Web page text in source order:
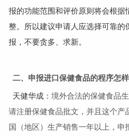
报的功能范围和评价原则将会根据
整。所以建议申请人应选择可靠的
报，不要贪多、求新。
二、申报进口保健食品的程序怎样
天健华成：境外合法的保健食品
请注册保健食品批文，并且这个产
国（地区）生产销售一年以上，申